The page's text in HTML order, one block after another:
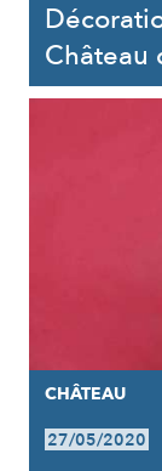
Château
CHÂTEAU
27/05/2020